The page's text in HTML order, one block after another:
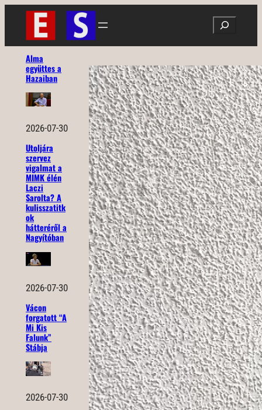
Ugrás
tartalomhoz
Search
Alma
együttes a
Hazaiban
2026-07-30
Utoljára
szervez
vigalmat a
MIMK élén
Laczi
Sarolta? A
kulisszatitk
ok
hátteréről a
Nagyítóban
2026-07-30
Vácon
forgatott “A
Mi Kis
Falunk”
Stábja
2026-07-30